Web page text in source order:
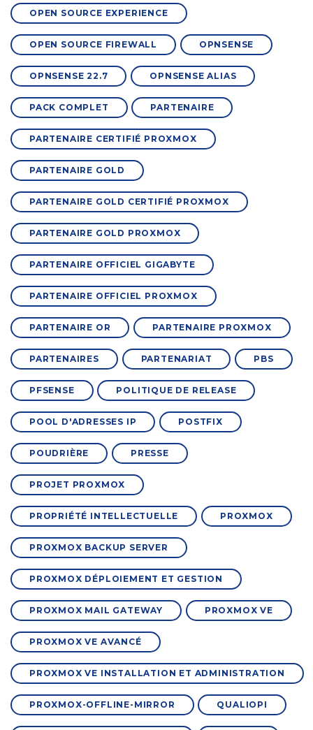
OPEN SOURCE EXPERIENCE
OPEN SOURCE FIREWALL OPNSENSE
OPNSENSE 22.7 OPNSENSE ALIAS
PACK COMPLET PARTENAIRE
PARTENAIRE CERTIFIÉ PROXMOX
PARTENAIRE GOLD
PARTENAIRE GOLD CERTIFIÉ PROXMOX
PARTENAIRE GOLD PROXMOX
PARTENAIRE OFFICIEL GIGABYTE
PARTENAIRE OFFICIEL PROXMOX
PARTENAIRE OR PARTENAIRE PROXMOX
PARTENAIRES PARTENARIAT PBS
PFSENSE POLITIQUE DE RELEASE
POOL D'ADRESSES IP POSTFIX
POUDRIÈRE PRESSE
PROJET PROXMOX
PROPRIÉTÉ INTELLECTUELLE PROXMOX
PROXMOX BACKUP SERVER
PROXMOX DÉPLOIEMENT ET GESTION
PROXMOX MAIL GATEWAY PROXMOX VE
PROXMOX VE AVANCÉ
PROXMOX VE INSTALLATION ET ADMINISTRATION
PROXMOX-OFFLINE-MIRROR QUALIOPI